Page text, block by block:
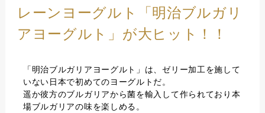
レーンヨーグルト「明治ブルガリ
アヨーグルト」が大ヒット！！
「明治ブルガリアヨーグルト」は、ゼリー加工を施して
いない日本で初めてのヨーグルトだ。
遥か彼方のブルガリアから菌を輸入して作られており本
場ブルガリアの味を楽しめる。